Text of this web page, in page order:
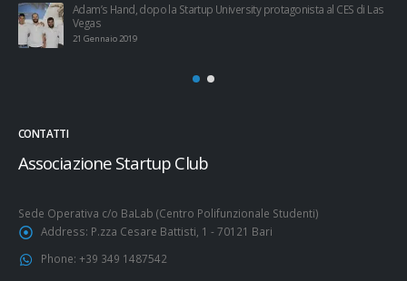
Adam’s Hand, dopo la Startup University protagonista al CES di Las
Vegas
21 Gennaio 2019
CONTATTI
Associazione Startup Club
Sede Operativa c/o BaLab (Centro Polifunzionale Studenti)
Address: P.zza Cesare Battisti, 1 - 70121 Bari
Phone: +39 349 1487542